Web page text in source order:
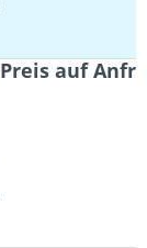
Preis auf